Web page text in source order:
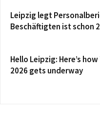
Leipzig legt
Beschäftigten ist schon
Hello Leipzig: Here’s
2026 gets underway